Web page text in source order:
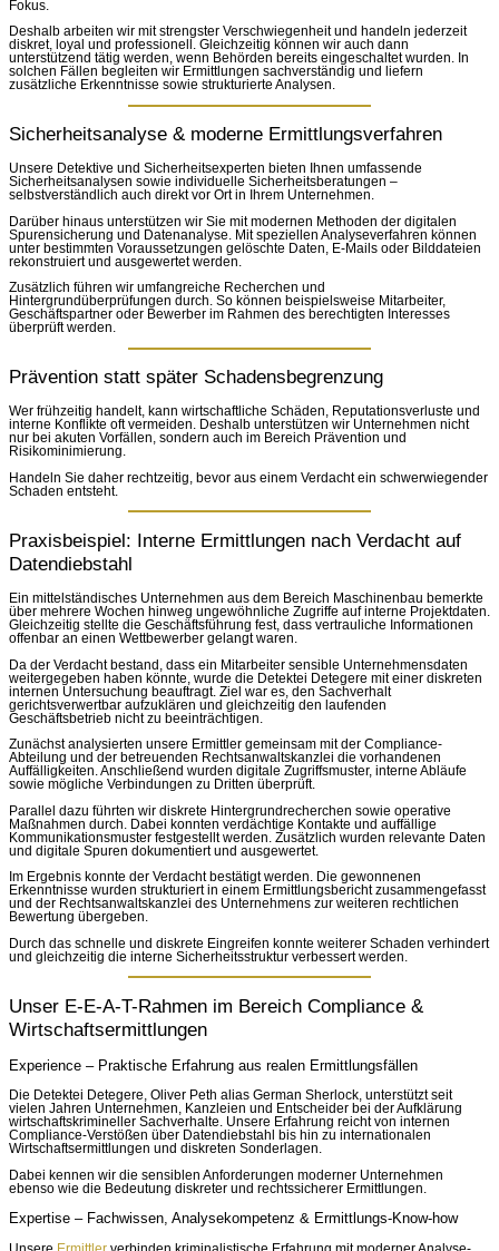
Fokus.
Deshalb arbeiten wir mit strengster Verschwiegenheit und handeln jederzeit
diskret, loyal und professionell. Gleichzeitig können wir auch dann
unterstützend tätig werden, wenn Behörden bereits eingeschaltet wurden. In
solchen Fällen begleiten wir Ermittlungen sachverständig und liefern
zusätzliche Erkenntnisse sowie strukturierte Analysen.
Sicherheitsanalyse & moderne Ermittlungsverfahren
Unsere Detektive und Sicherheitsexperten bieten Ihnen umfassende
Sicherheitsanalysen sowie individuelle Sicherheitsberatungen –
selbstverständlich auch direkt vor Ort in Ihrem Unternehmen.
Darüber hinaus unterstützen wir Sie mit modernen Methoden der digitalen
Spurensicherung und Datenanalyse. Mit speziellen Analyseverfahren können
unter bestimmten Voraussetzungen gelöschte Daten, E-Mails oder Bilddateien
rekonstruiert und ausgewertet werden.
Zusätzlich führen wir umfangreiche Recherchen und
Hintergrundüberprüfungen durch. So können beispielsweise Mitarbeiter,
Geschäftspartner oder Bewerber im Rahmen des berechtigten Interesses
überprüft werden.
Prävention statt später Schadensbegrenzung
Wer frühzeitig handelt, kann wirtschaftliche Schäden, Reputationsverluste und
interne Konflikte oft vermeiden. Deshalb unterstützen wir Unternehmen nicht
nur bei akuten Vorfällen, sondern auch im Bereich Prävention und
Risikominimierung.
Handeln Sie daher rechtzeitig, bevor aus einem Verdacht ein schwerwiegender
Schaden entsteht.
Praxisbeispiel: Interne Ermittlungen nach Verdacht auf
Datendiebstahl
Ein mittelständisches Unternehmen aus dem Bereich Maschinenbau bemerkte
über mehrere Wochen hinweg ungewöhnliche Zugriffe auf interne Projektdaten.
Gleichzeitig stellte die Geschäftsführung fest, dass vertrauliche Informationen
offenbar an einen Wettbewerber gelangt waren.
Da der Verdacht bestand, dass ein Mitarbeiter sensible Unternehmensdaten
weitergegeben haben könnte, wurde die Detektei Detegere mit einer diskreten
internen Untersuchung beauftragt. Ziel war es, den Sachverhalt
gerichtsverwertbar aufzuklären und gleichzeitig den laufenden
Geschäftsbetrieb nicht zu beeinträchtigen.
Zunächst analysierten unsere Ermittler gemeinsam mit der Compliance-
Abteilung und der betreuenden Rechtsanwaltskanzlei die vorhandenen
Auffälligkeiten. Anschließend wurden digitale Zugriffsmuster, interne Abläufe
sowie mögliche Verbindungen zu Dritten überprüft.
Parallel dazu führten wir diskrete Hintergrundrecherchen sowie operative
Maßnahmen durch. Dabei konnten verdächtige Kontakte und auffällige
Kommunikationsmuster festgestellt werden. Zusätzlich wurden relevante Daten
und digitale Spuren dokumentiert und ausgewertet.
Im Ergebnis konnte der Verdacht bestätigt werden. Die gewonnenen
Erkenntnisse wurden strukturiert in einem Ermittlungsbericht zusammengefasst
und der Rechtsanwaltskanzlei des Unternehmens zur weiteren rechtlichen
Bewertung übergeben.
Durch das schnelle und diskrete Eingreifen konnte weiterer Schaden verhindert
und gleichzeitig die interne Sicherheitsstruktur verbessert werden.
Unser E-E-A-T-Rahmen im Bereich Compliance &
Wirtschaftsermittlungen
Experience – Praktische Erfahrung aus realen Ermittlungsfällen
Die Detektei Detegere, Oliver Peth alias German Sherlock, unterstützt seit
vielen Jahren Unternehmen, Kanzleien und Entscheider bei der Aufklärung
wirtschaftskrimineller Sachverhalte. Unsere Erfahrung reicht von internen
Compliance-Verstößen über Datendiebstahl bis hin zu internationalen
Wirtschaftsermittlungen und diskreten Sonderlagen.
Dabei kennen wir die sensiblen Anforderungen moderner Unternehmen
ebenso wie die Bedeutung diskreter und rechtssicherer Ermittlungen.
Expertise – Fachwissen, Analysekompetenz & Ermittlungs-Know-how